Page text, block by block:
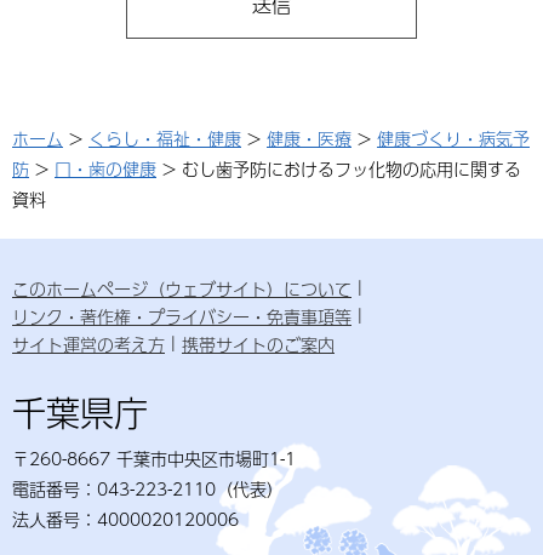
ホーム > くらし・福祉・健康 > 健康・医療 > 健康づくり・病気予
防 > 口・歯の健康 > むし歯予防におけるフッ化物の応用に関する
資料
このホームページ（ウェブサイト）について
リンク・著作権・プライバシー・免責事項等
サイト運営の考え方
携帯サイトのご案内
千葉県庁
〒260-8667 千葉市中央区市場町1-1
電話番号：043-223-2110（代表）
法人番号：4000020120006